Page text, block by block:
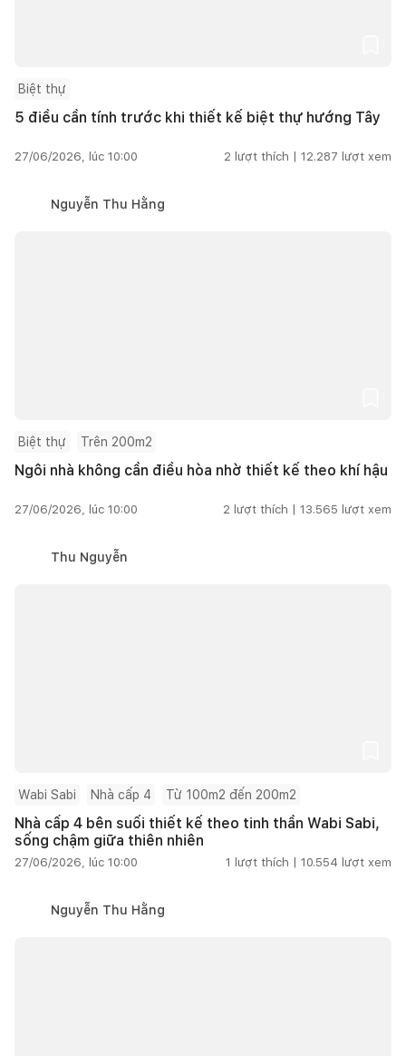
Biệt thự
5 điều cần tính trước khi thiết kế biệt thự hướng Tây
27/06/2026, lúc 10:00 2 lượt thích | 12.287 lượt xem
Nguyễn Thu Hằng
Biệt thự Trên 200m2
Ngôi nhà không cần điều hòa nhờ thiết kế theo khí hậu
27/06/2026, lúc 10:00 2 lượt thích | 13.565 lượt xem
Thu Nguyễn
Wabi Sabi Nhà cấp 4 Từ 100m2 đến 200m2
Nhà cấp 4 bên suối thiết kế theo tinh thần Wabi Sabi,
sống chậm giữa thiên nhiên
27/06/2026, lúc 10:00 1 lượt thích | 10.554 lượt xem
Nguyễn Thu Hằng